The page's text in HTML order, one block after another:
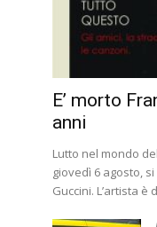
E’ morto
anni
Lutto nel mondo
giovedì 6 agosto,
Guccini. L’artista è